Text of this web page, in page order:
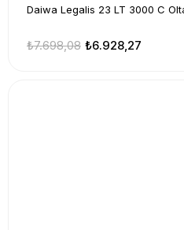
Daiwa Legalis 23 LT 3000 C
₺6.928,27
₺7.698,08